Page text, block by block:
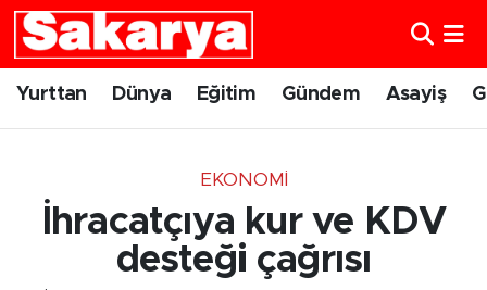
Yurttan Dünya Eğitim Gündem Asayiş
EKONOMI
İhracatçıya kur ve KDV
desteği çağrısı
Yurttan
Gündem
Eskişehir Nöbetçi Eczaneler
Eskişehir Trafik Yoğunluk Haritası